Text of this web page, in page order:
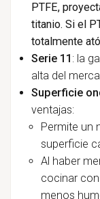
PTFE,
titanio. Si el
totalmente
Serie 11 : la
alta del
Superficie
ventajas:
Permite un
superficie
Al haber
cocinar
menos